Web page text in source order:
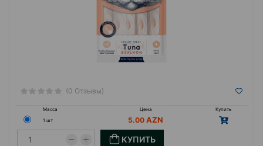
(0 Отзывы)
Масса Цена
Купить
1 шт
5.00
КУПИТЬ